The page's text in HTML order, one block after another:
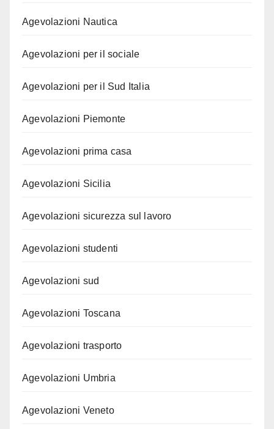
Agevolazioni Nautica
Agevolazioni per il sociale
Agevolazioni per il Sud Italia
Agevolazioni Piemonte
Agevolazioni prima casa
Agevolazioni Sicilia
Agevolazioni sicurezza sul lavoro
Agevolazioni studenti
Agevolazioni sud
Agevolazioni Toscana
Agevolazioni trasporto
Agevolazioni Umbria
Agevolazioni Veneto